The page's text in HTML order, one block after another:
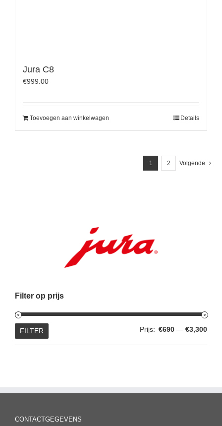
Jura C8
€999.00
Toevoegen aan winkelwagen Details
1 2 Volgende
Filter op prijs
Min.
Max.
FILTER Prijs: €690 — €3,300
CONTACTGEGEVENS